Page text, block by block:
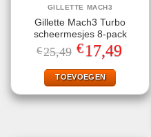
GILLETTE MACH3
Gillette Mach3 Turbo
scheermesjes 8-pack
€25,49 Oorspronkelijke
prijs
was:
€25,49.
€17,49Huidige
prijs
TOEVOEGEN